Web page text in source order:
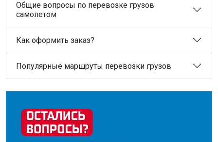
Общие вопросы по перевозке грузов
самолетом
Как оформить заказ?
Популярные маршруты перевозки грузов